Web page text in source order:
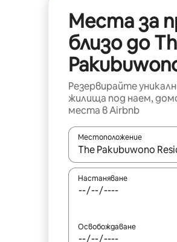
Места за
близо до
Резервирайте
жилища под наем,
места в Airbnb
Местоположение
Когато резултатите
Настаняване
Освобождаване